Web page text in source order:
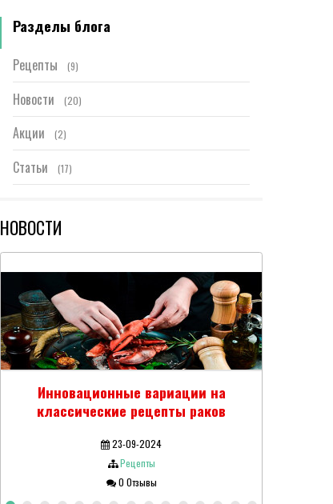
Разделы блога
Рецепты (9)
Новости (20)
Акции (2)
Статьи (17)
НОВОСТИ
Инновационные вариации на
классические рецепты раков
23-09-2024
Рецепты
0 Отзывы